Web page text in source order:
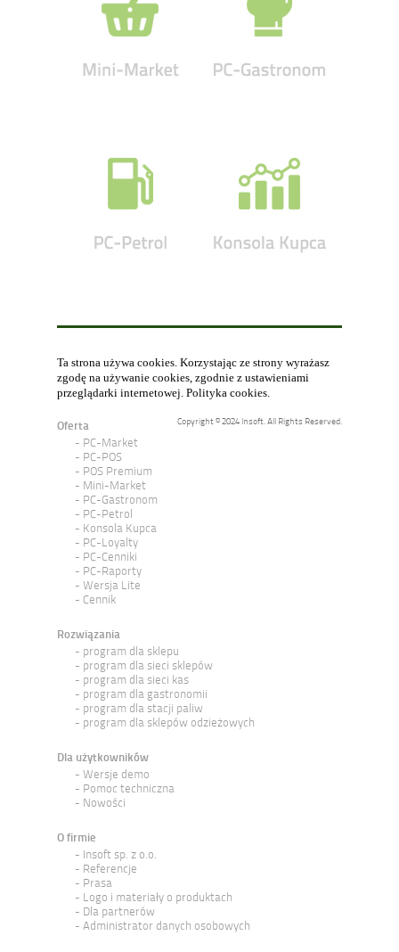
Ta strona używa cookies. Korzystając ze strony wyrażasz
zgodę na używanie cookies, zgodnie z ustawieniami
przeglądarki internetowej. Polityka cookies.
Copyright © 2024 Insoft. All Rights Reserved.
Oferta
PC-Market
PC-POS
POS Premium
Mini-Market
PC-Gastronom
PC-Petrol
Konsola Kupca
PC-Loyalty
PC-Cenniki
PC-Raporty
Wersja Lite
Cennik
Rozwiązania
program dla sklepu
program dla sieci sklepów
program dla sieci kas
program dla gastronomii
program dla stacji paliw
program dla sklepów odzieżowych
Dla użytkowników
Wersje demo
Pomoc techniczna
Nowości
O firmie
Insoft sp. z o.o.
Referencje
Prasa
Logo i materiały o produktach
Dla partnerów
Administrator danych osobowych